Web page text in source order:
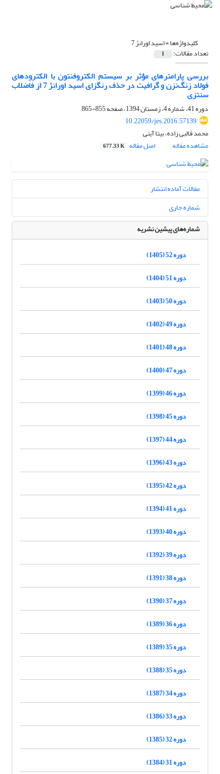
کلیدواژه‌ها =اسید اورانژ 7
تعداد مقالات: 1
بررسی پارامترهای مؤثر بر سیستم الکتروفنتون با الکترودهای
فولاد زنگ‌نزن و گرافیت در حذف رنگزای اسید اورانژ 7 از فاضلاب
سنتزی
دوره 41، شماره 4، زمستان 1394، صفحه
855-865
10.22059/jes.2016.57139
محمد قالبی زاده، بیتا آیتی
مشاهده مقاله
اصل مقاله 677.33 K
مقالات آماده انتشار
شماره جاری
شماره‌های پیشین نشریه
دوره 52 (1405)
دوره 51 (1404)
دوره 50 (1403)
دوره 49 (1402)
دوره 48 (1401)
دوره 47 (1400)
دوره 46 (1399)
دوره 45 (1398)
دوره 44 (1397)
دوره 43 (1396)
دوره 42 (1395)
دوره 41 (1394)
دوره 40 (1393)
دوره 39 (1392)
دوره 38 (1391)
دوره 37 (1390)
دوره 36 (1389)
دوره 35 (1389)
دوره 35 (1388)
دوره 34 (1387)
دوره 33 (1386)
دوره 32 (1385)
دوره 31 (1384)